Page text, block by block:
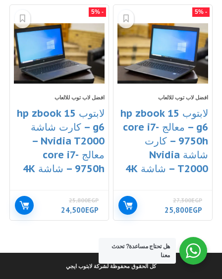
الأدنى
- 5%
افضل لاب توب للالعاب
لابتوب hp zbook 15
g6 – معالج core i7-
9750h – كارت
شاشة Nvidia
T2000 – شاشة 4K
27,300EGP
السعر
الأصلي
27,300EGP.
25,800EGP
الحالي
- 5%
افضل لاب توب للالعاب
لابتوب hp zbook 15
g6 – كارت شاشة
Nvidia T2000 –
معالج core i7-
9750h – شاشة 4K
25,800EGP
السعر
الأصلي
24,500EGP
الحالي
كل الحقوق محفوظة لشركة لابتوب ايجي
هل تحتاج مساعدة?تحدث
معنا